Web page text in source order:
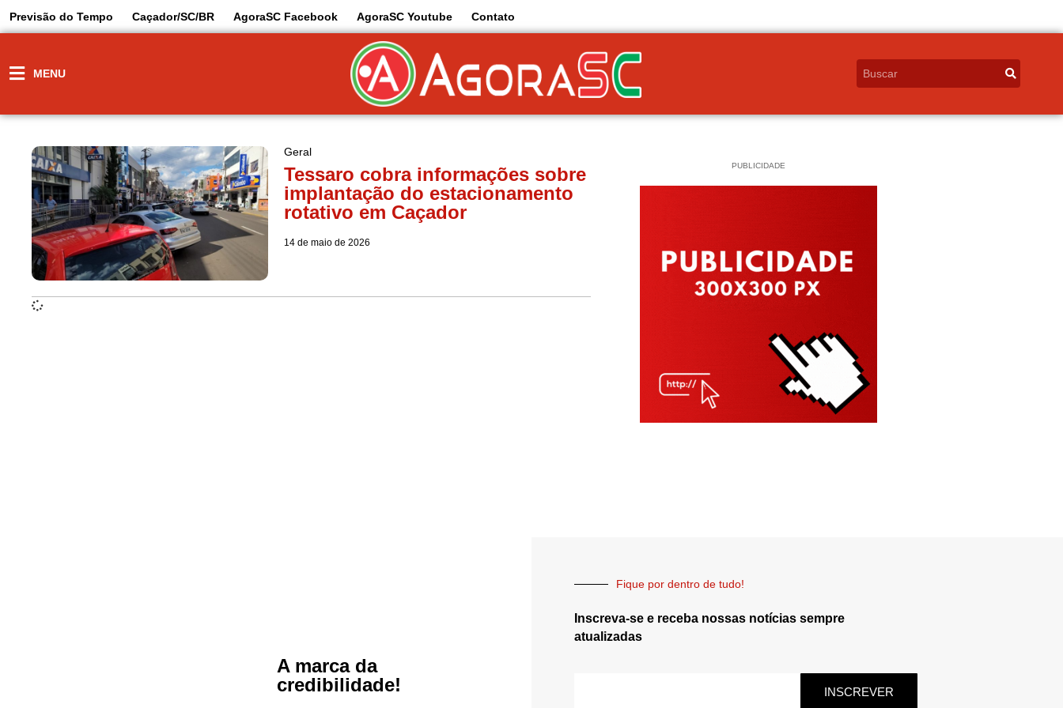
Previsão do Tempo Caçador/SC/BR AgoraSC Facebook AgoraSC Youtube Contato
MENU
Geral
Tessaro cobra informações sobre
implantação do estacionamento
rotativo em Caçador
14 de maio de 2026
PUBLICIDADE
A marca da
credibilidade!
Fique por dentro de tudo!
Inscreva-se e receba nossas notícias sempre
atualizadas
INSCREVER